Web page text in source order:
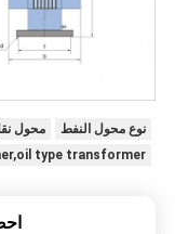
نوع محول النفط
محول
type transformer